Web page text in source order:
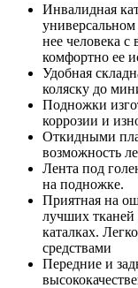
Инвалидная
универсальном
нее человека
комфортно ее
Удобная
коляску до
Подножки
коррозии и
Откидными
возможность
Лента под
на подножке.
Приятная на
лучших тканей
каталках.
средствами
Передние и